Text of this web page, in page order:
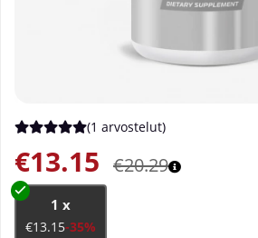
Keskiarvoluokitus 5 / 5 Arvioiden määrä 1
(1 arvostelut)
€20.29
€13.15
1 x
€13.15-35%